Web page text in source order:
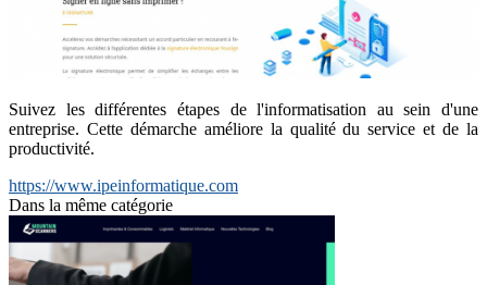
Suivez les différentes étapes de l'informatisation au sein d'une
entreprise. Cette démarche améliore la qualité du service et de la
productivité.
https://www.ipeinformatique.com
Dans la même catégorie